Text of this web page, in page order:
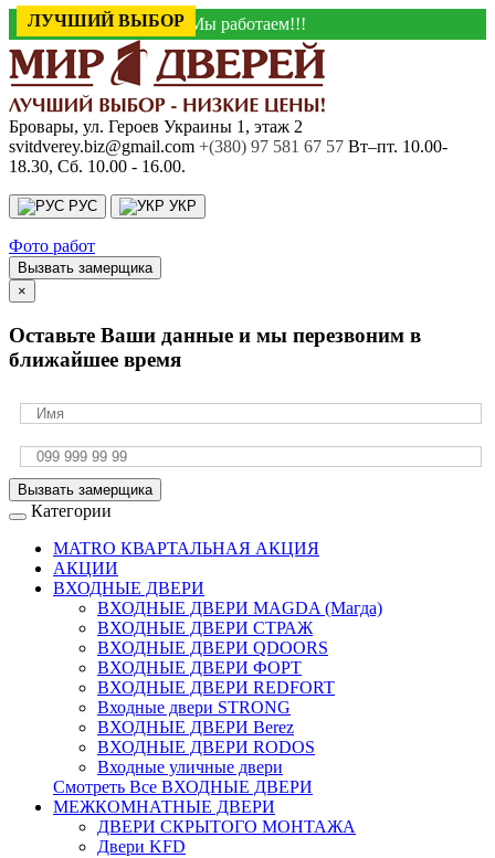
Мы работаем!!!
Бровары, ул. Героев Украины 1, этаж 2
svitdverey.biz@gmail.com +(380) 97 581 67 57 Вт–пт. 10.00-
18.30, Сб. 10.00 - 16.00.
РУС УКР
Фото работ
Вызвать замерщика
×
Оставьте Ваши данные и мы перезвоним в
ближайшее время
Вызвать замерщика
Категории
MATRO КВАРТАЛЬНАЯ АКЦИЯ
АКЦИИ
ВХОДНЫЕ ДВЕРИ
ВХОДНЫЕ ДВЕРИ МAGDA (Магда)
ВХОДНЫЕ ДВЕРИ СТРАЖ
ВХОДНЫЕ ДВЕРИ QDOORS
ВХОДНЫЕ ДВЕРИ ФОРТ
ВХОДНЫЕ ДВЕРИ REDFORT
Входные двери STRONG
ВХОДНЫЕ ДВЕРИ Berez
ВХОДНЫЕ ДВЕРИ RODOS
Входные уличные двери
Смотреть Все ВХОДНЫЕ ДВЕРИ
МЕЖКОМНАТНЫЕ ДВЕРИ
ДВЕРИ СКРЫТОГО МОНТАЖА
Двери KFD
ЛУЧШИЙ ВЫБОР